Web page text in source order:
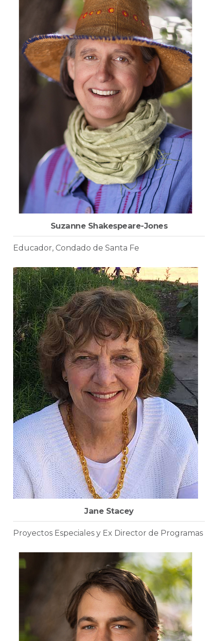
Suzanne Shakespeare-Jones
Educador, Condado de Santa Fe
Jane Stacey
Proyectos Especiales y Ex Director de Programas